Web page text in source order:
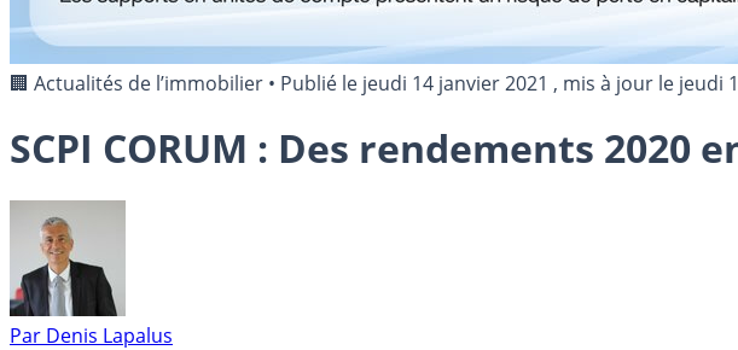
🏢 Actualités de l’immobilier • Publié le jeudi 14 janvier 2021 , mis à jour le jeudi
SCPI CORUM : Des rendements
Par Denis Lapalus